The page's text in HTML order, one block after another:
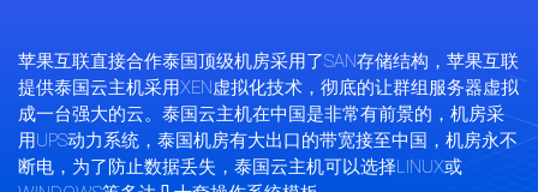
苹果互联直接合作泰国顶级机房采用了SAN存储结构，苹果互联
提供泰国云主机采用XEN虚拟化技术，彻底的让群组服务器虚拟
成一台强大的云。泰国云主机在中国是非常有前景的，机房采
用UPS动力系统，泰国机房有大出口的带宽接至中国，机房永不
断电，为了防止数据丢失，泰国云主机可以选择LINUX或